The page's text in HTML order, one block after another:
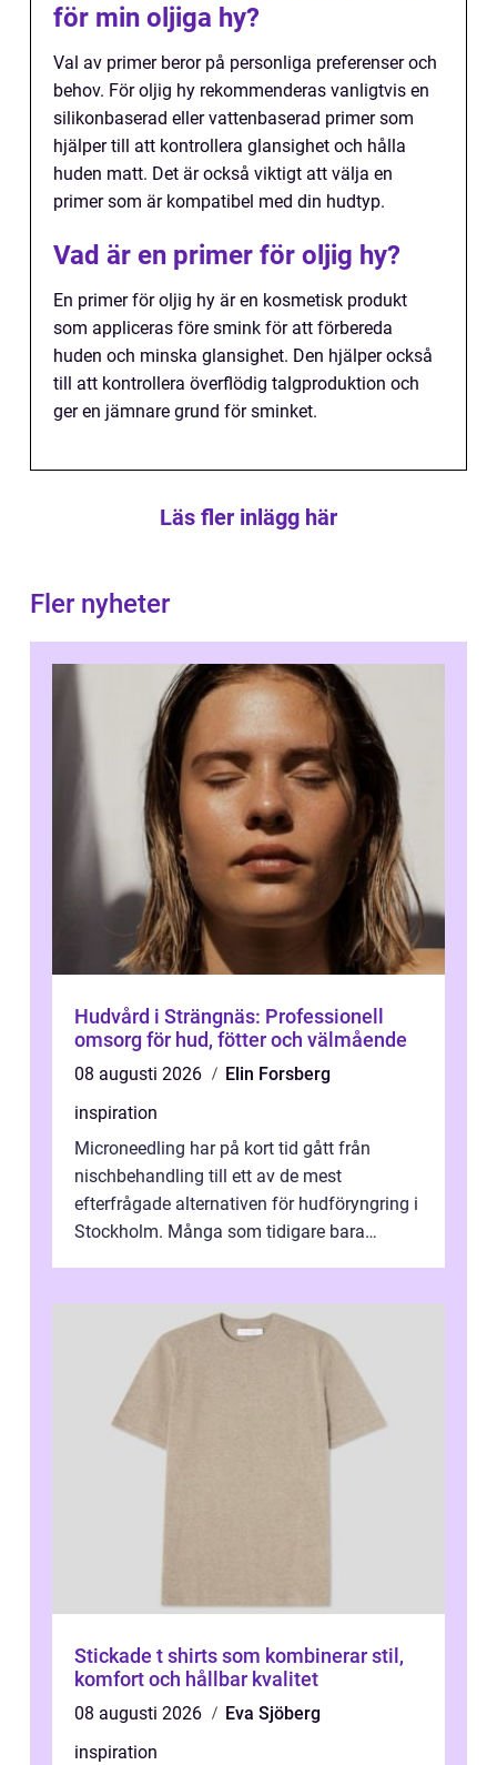
för min oljiga hy?
Val av primer beror på personliga preferenser och
behov. För oljig hy rekommenderas vanligtvis en
silikonbaserad eller vattenbaserad primer som
hjälper till att kontrollera glansighet och hålla
huden matt. Det är också viktigt att välja en
primer som är kompatibel med din hudtyp.
Vad är en primer för oljig hy?
En primer för oljig hy är en kosmetisk produkt
som appliceras före smink för att förbereda
huden och minska glansighet. Den hjälper också
till att kontrollera överflödig talgproduktion och
ger en jämnare grund för sminket.
Läs fler inlägg här
Fler nyheter
Hudvård i Strängnäs: Professionell
omsorg för hud, fötter och välmående
08 augusti 2026
Elin Forsberg
inspiration
Microneedling har på kort tid gått från
nischbehandling till ett av de mest
efterfrågade alternativen för hudföryngring i
Stockholm. Många som tidigare bara
Stickade t shirts som kombinerar stil,
komfort och hållbar kvalitet
08 augusti 2026
Eva Sjöberg
inspiration